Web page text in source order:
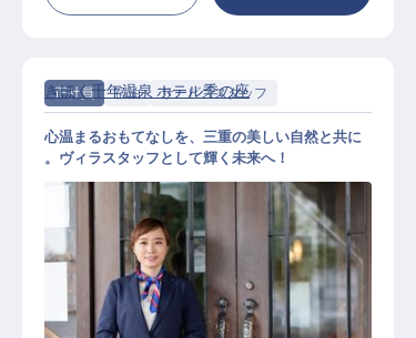
正社員 宿泊 サービススタッフ
きほく千年温泉 ホテル季の座
心温まるおもてなしを、三重の美しい自然と共に
。ヴィラスタッフとして輝く未来へ！